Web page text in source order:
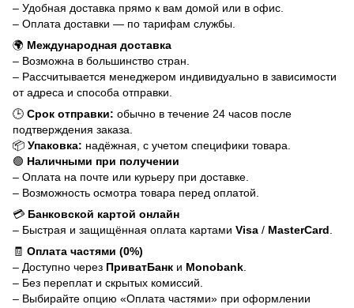
– Удобная доставка прямо к вам домой или в офис.
– Оплата доставки — по тарифам службы.
🌍 Международная доставка
– Возможна в большинство стран.
– Рассчитывается менеджером индивидуально в зависимости
от адреса и способа отправки.
🕒 Срок отправки: обычно в течение 24 часов после
подтверждения заказа.
📦 Упаковка: надёжная, с учетом специфики товара.
🟢 Наличными при получении
– Оплата на почте или курьеру при доставке.
– Возможность осмотра товара перед оплатой.
💳 Банковской картой онлайн
– Быстрая и защищённая оплата картами Visa / MasterCard
🧾 Оплата частями (0%)
– Доступно через ПриватБанк и Monobank
– Без переплат и скрытых комиссий.
– Выбирайте опцию «Оплата частями» при оформлении